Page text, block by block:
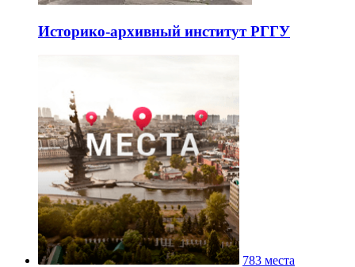
Историко-архивный институт РГГУ
783 места